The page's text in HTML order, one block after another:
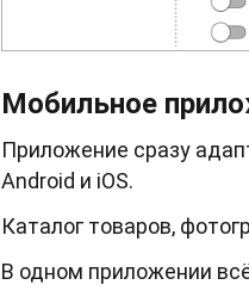
Мобильное
Приложение сразу
Android и iOS.
Каталог товаров,
В одном приложении